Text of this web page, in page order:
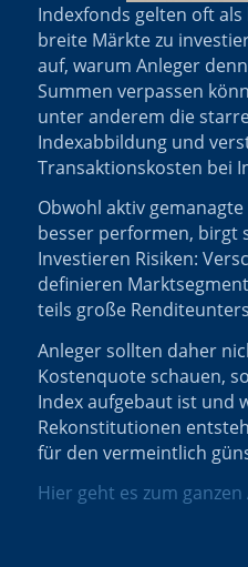
Indexfonds gelten oft
breite Märkte zu
auf, warum Anleger
Summen verpassen
unter anderem die
Indexabbildung und
Transaktionskosten bei
Obwohl aktiv
besser performen, birgt
Investieren Risiken:
definieren
teils große
Anleger sollten daher
Kostenquote schauen,
Index aufgebaut ist und
Rekonstitutionen
für den vermeintlich
Hier geht es zum ganzen